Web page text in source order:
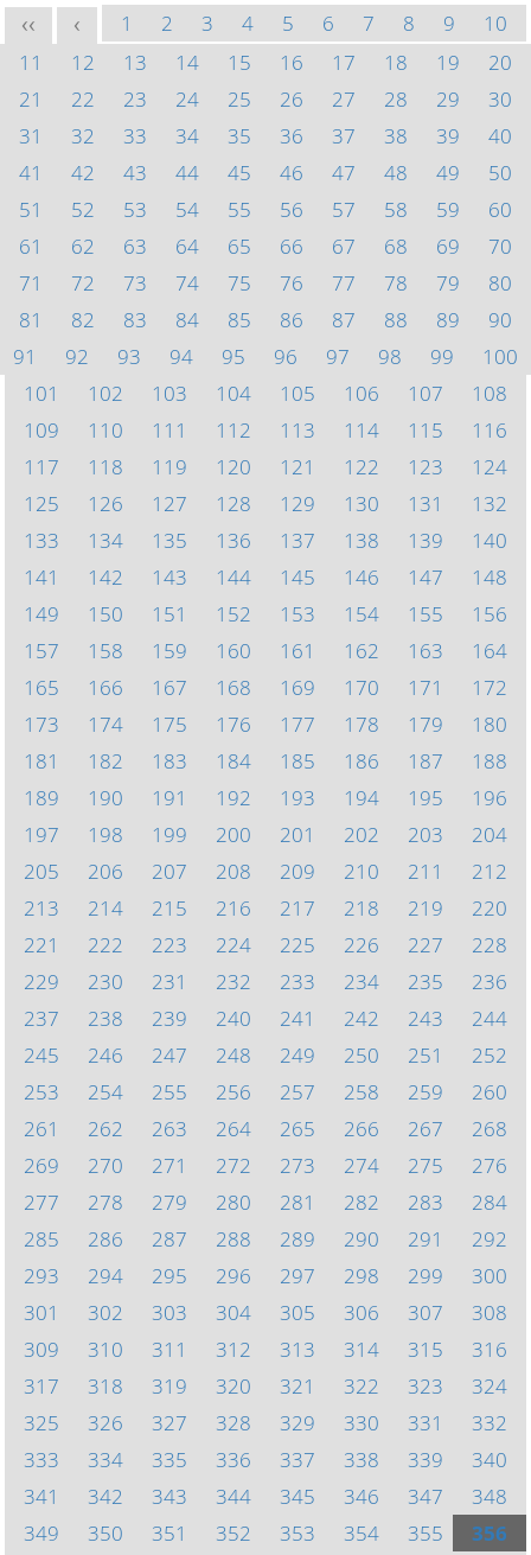
<< < 1 2 3 4 5 6 7 8 9
10
11
12 13 14 15 16 17 18 19
20
21
22 23 24 25 26 27 28 29
30
31
32 33 34 35 36 37 38 39
40
41
42 43 44 45 46 47 48 49
50
51
52 53 54 55 56 57 58 59
60
61
62 63 64 65 66 67 68 69
70
71
72 73 74 75 76 77 78 79
80
81
82 83 84 85 86 87 88 89
90
91
92 93 94 95 96 97 98 99
100
101
102 103 104 105 106 107
108
109
110 111 112 113 114 115
116
117
118 119 120 121 122 123
124
125
126 127 128 129 130 131
132
133
134 135 136 137 138 139
140
141
142 143 144 145 146 147
148
149
150 151 152 153 154 155
156
157
158 159 160 161 162 163
164
165
166 167 168 169 170 171
172
173
174 175 176 177 178 179
180
181
182 183 184 185 186 187
188
189
190 191 192 193 194 195
196
197
198 199 200 201 202 203
204
205
206 207 208 209 210 211
212
213
214 215 216 217 218 219
220
221
222 223 224 225 226 227
228
229
230 231 232 233 234 235
236
237
238 239 240 241 242 243
244
245
246 247 248 249 250 251
252
253
254 255 256 257 258 259
260
261
262 263 264 265 266 267
268
269
270 271 272 273 274 275
276
277
278 279 280 281 282 283
284
285
286 287 288 289 290 291
292
293
294 295 296 297 298 299
300
301
302 303 304 305 306 307
308
309
310 311 312 313 314 315
316
317
318 319 320 321 322 323
324
325
326 327 328 329 330 331
332
333
334 335 336 337 338 339
340
341
342 343 344 345 346 347
348
349
350 351 352 353 354 355 356